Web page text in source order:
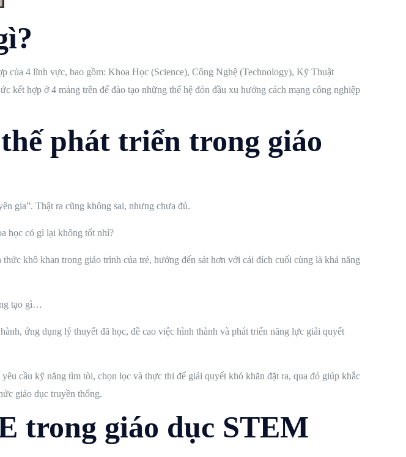
của 4 lĩnh vực, bao gồm: Khoa Học (Science), Công Nghệ (Technology), Kỹ Thuật
hợp ở 4 mảng trên để đào tạo những thế hệ đón đầu xu hướng cách mạng công nghiệp
phát triển trong giáo
gia”. Thật ra cũng không sai, nhưng chưa đủ.
học có gì lại không tốt nhỉ?
khô khan trong giáo trình của trẻ, hướng đến sát hơn với cái đích cuối cùng là khả năng
tạo gì…
ứng dụng lý thuyết đã học, đề cao việc hình thành và phát triển năng lực giải quyết
cầu kỹ năng tìm tòi, chọn lọc và thực thi để giải quyết khó khăn đặt ra, qua đó giúp khắc
giáo dục truyền thống.
trong giáo dục STEM